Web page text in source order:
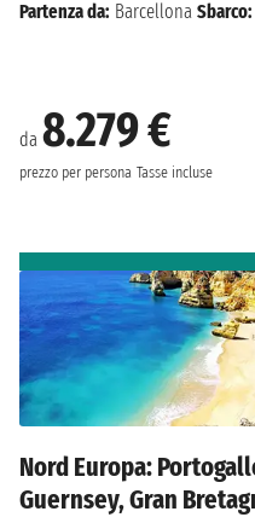
da 8.279 €
prezzo per persona Tasse incluse
Partenza da: Barcellona Sbarco:
Nord Europa:
Guernsey, Gran